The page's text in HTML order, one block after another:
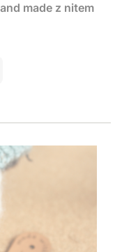
made z nitem